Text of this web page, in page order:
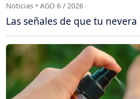
Noticias • AGO 6 / 2026
Las señales de que tu